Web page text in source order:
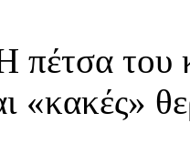
πέτσα του
«κακές»